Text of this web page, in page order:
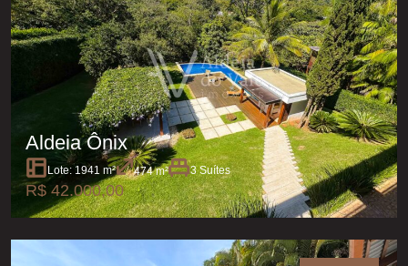
Aldeia Ônix
Lote: 1941 m² 474 m² 3 Suítes
R$ 42.000,00